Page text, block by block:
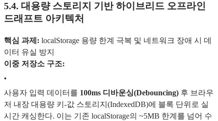
5.4. 대용량 스토리지 기반 하이브리드 오프라인
드래프트 아키텍처
핵심 과제: localStorage 용량 한계 극복 및 네트워크 장애 시 데
이터 유실 방지
이중 저장소 구조:
•
사용자 입력 데이터를 100ms 디바운싱(Debouncing) 후 브라우
저 내장 대용량 키-값 스토리지(IndexedDB)에 블록 단위로 실
시간 캐싱한다. 이는 기존 localStorage의 ~5MB 한계를 넘어 수